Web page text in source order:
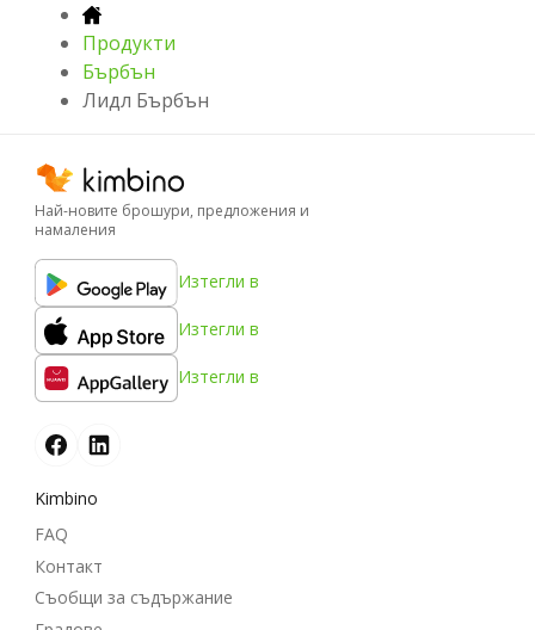
Продукти
Бърбън
Лидл Бърбън
Най-новите брошури, предложения и
намаления
Изтегли в
Изтегли в
Изтегли в
Kimbino
FAQ
Контакт
Съобщи за съдържание